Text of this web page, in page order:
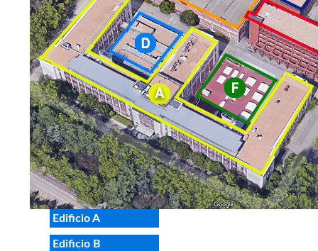
Edificio A
Edificio B